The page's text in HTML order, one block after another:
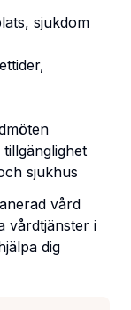
sjukdom
sjukhus
vård
vårdtjänster i
dig